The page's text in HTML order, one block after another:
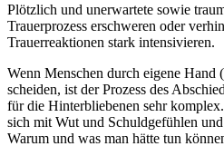
Plötzlich und unerwartete sowie
Trauerprozess erschweren oder
Trauerreaktionen stark intensivieren.
Wenn Menschen durch eigene Hand
scheiden, ist der Prozess des
für die Hinterbliebenen sehr
sich mit Wut und Schuldgefühlen
Warum und was man hätte tun